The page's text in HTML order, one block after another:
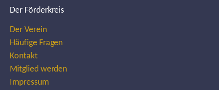
Der Förderkreis
Der Verein
Häufige Fragen
Kontakt
Mitglied werden
Impressum